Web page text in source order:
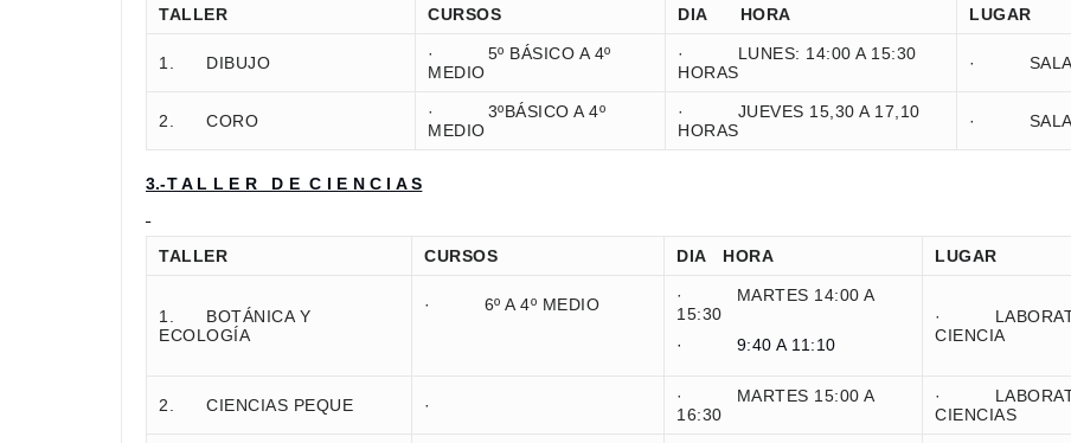
TALLER CURSOS DIA HORA LUGAR
1. DIBUJO
· 5º BÁSICO A 4º
MEDIO
· LUNES: 14:00 A 15:30
HORAS
· SALA
2. CORO
· 3ºBÁSICO A 4º
MEDIO
· JUEVES 15,30 A 17,10
HORAS
· SALA
3.-T A L L E R D E C I E N C I A S
TALLER CURSOS DIA HORA LUGAR
1. BOTÁNICA Y
ECOLOGÍA
· 6º A 4º MEDIO
· MARTES 14:00 A
15:30
· 9:40 A 11:10
·
CIENCIA
2. CIENCIAS PEQUE ·
· MARTES 15:00 A
16:30
·
CIENCIAS